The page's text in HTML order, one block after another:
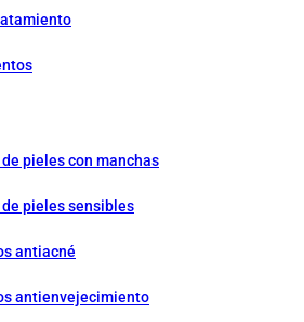
pieles con manchas
pieles sensibles
antiacné
antienvejecimiento